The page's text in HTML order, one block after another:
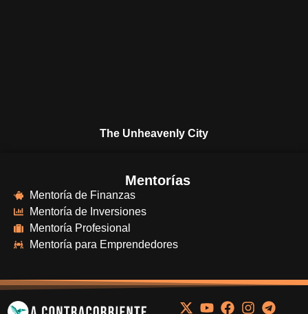
The Unheavenly City
Mentorías
Mentoría de Finanzas
Mentoría de Inversiones
Mentoría Profesional
Mentoría para Emprendedores